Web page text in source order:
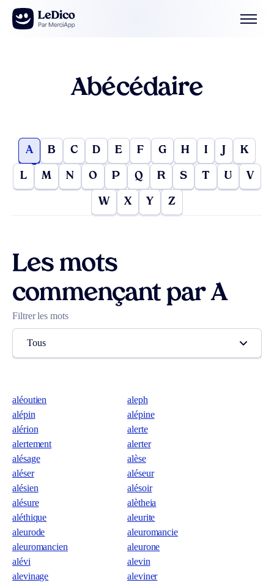
Aller au contenu
Abécédaire
A B C D E F G H I J K
L M N O P Q R S T U V
W X Y Z
Les mots
commençant par A
Filtrer les mots
Tous
aléoutien
aleph
alépin
alépine
alérion
alerte
alertement
alerter
alésage
alèse
aléser
aléseur
alésien
alésoir
alésure
alètheia
aléthique
aleurite
aleurode
aleuromancie
aleuromancien
aleurone
alévi
alevin
alevinage
aleviner